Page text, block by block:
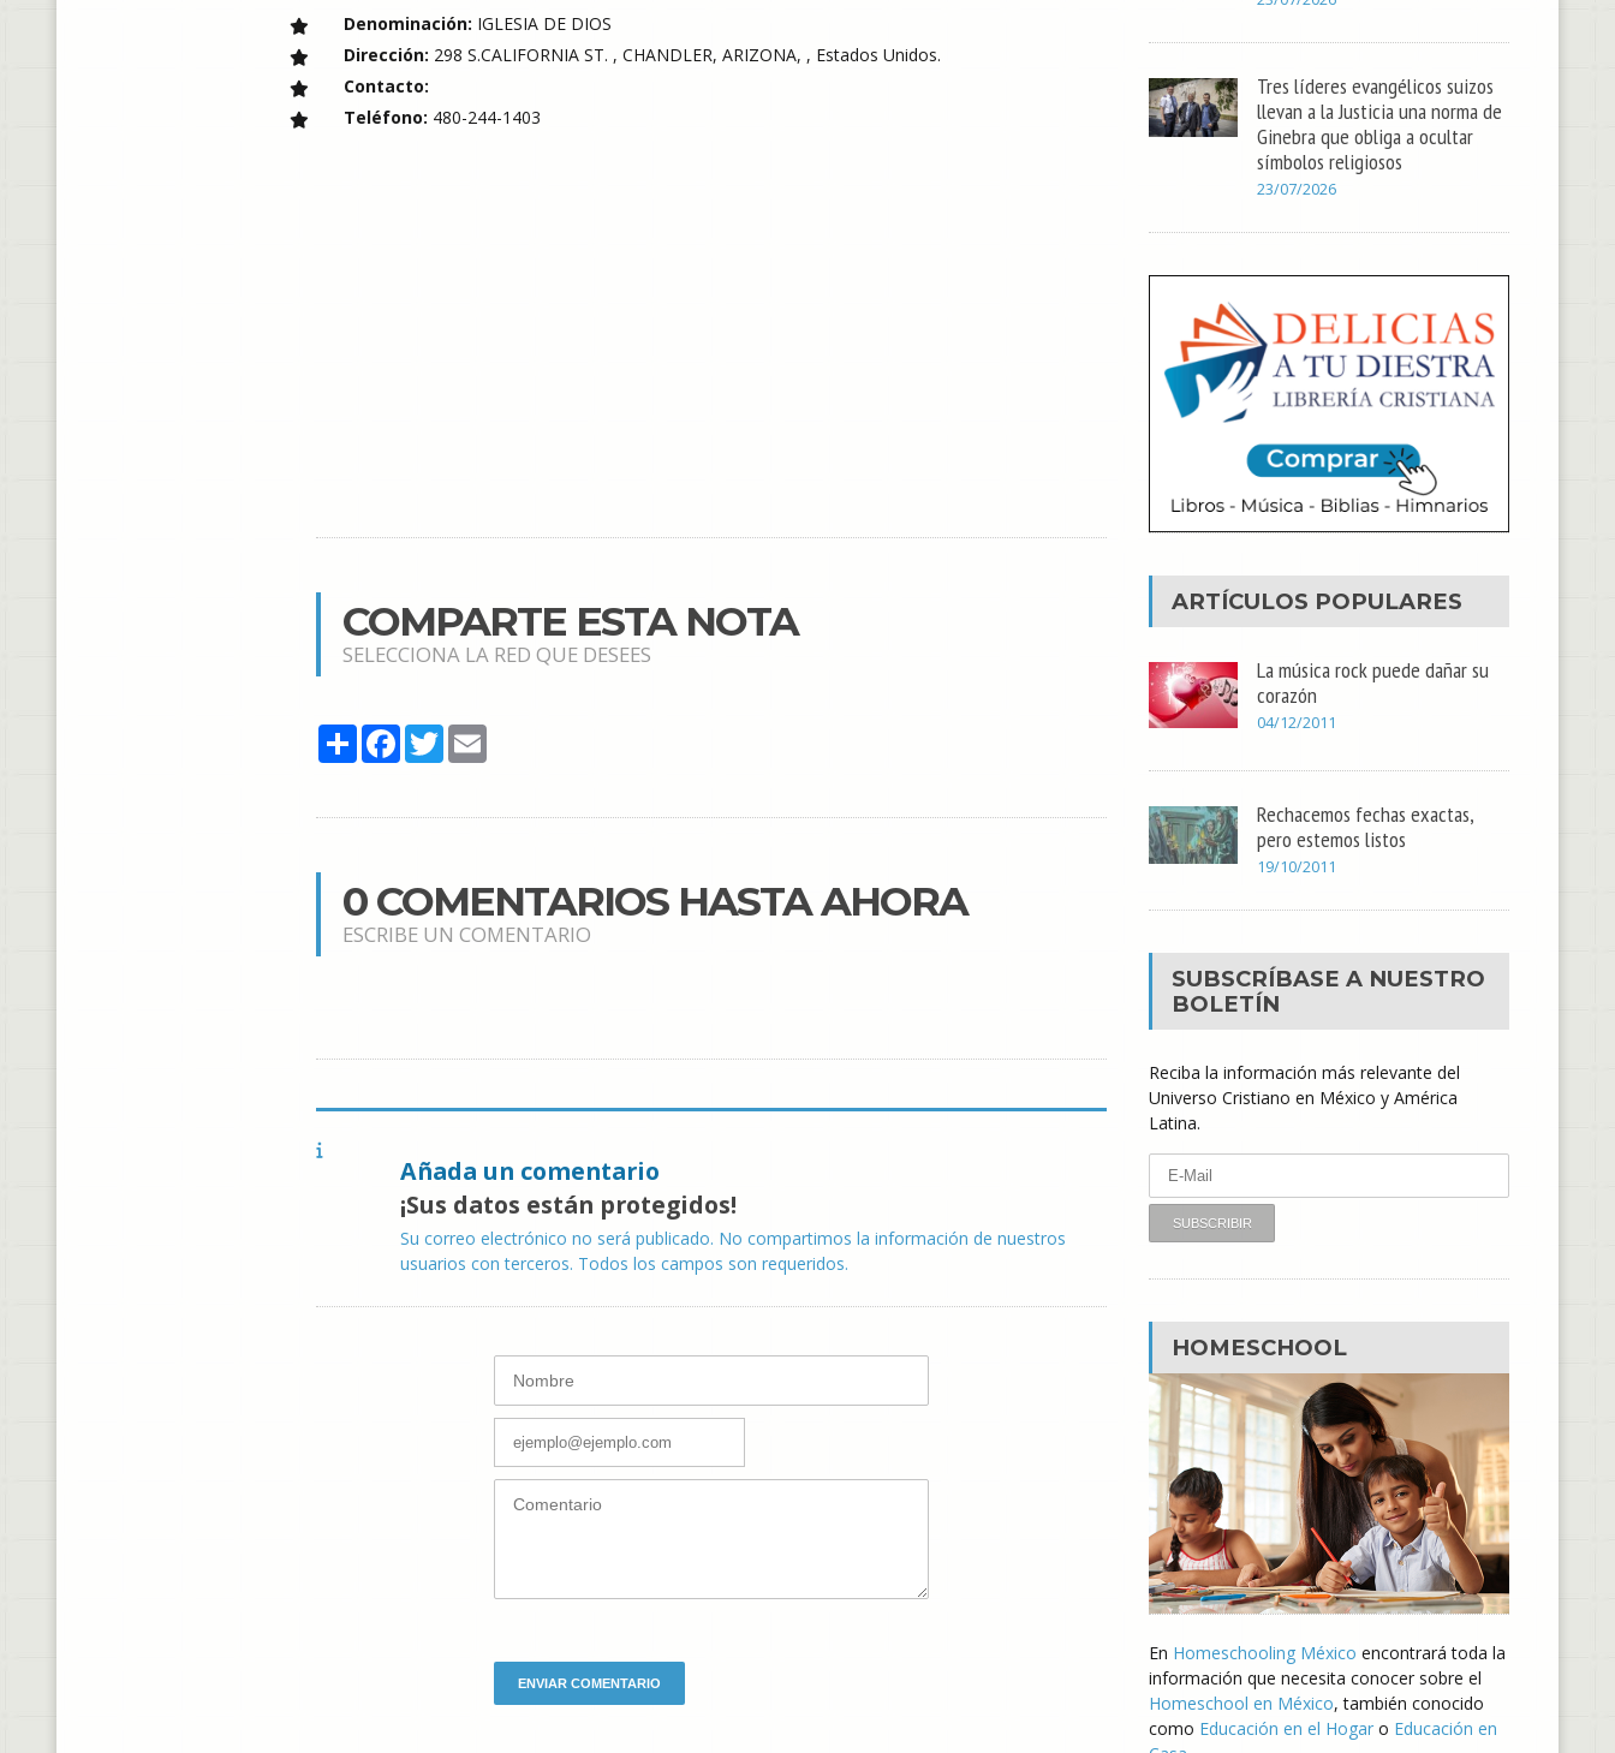
Denominación: IGLESIA DE DIOS
Dirección: 298 S.CALIFORNIA ST. , CHANDLER, ARIZONA, , Estados Unidos.
Contacto:
Teléfono: 480-244-1403
COMPARTE ESTA NOTA
SELECCIONA LA RED QUE DESEES
ShareFacebook
TwitterEmail
0 COMENTARIOS HASTA AHORA
ESCRIBE UN COMENTARIO
Añada un comentario
¡Sus datos están protegidos!
Su correo electrónico no será publicado. No compartimos la información de nuestros
usuarios con terceros. Todos los campos son requeridos.
Tres líderes evangélicos suizos
llevan a la Justicia una norma de
Ginebra que obliga a ocultar
símbolos religiosos
23/07/2026
ARTÍCULOS POPULARES
La música rock puede dañar su
corazón
04/12/2011
Rechacemos fechas exactas,
pero estemos listos
19/10/2011
SUBSCRÍBASE A NUESTRO
BOLETÍN
Reciba la información más relevante del
Universo Cristiano en México y América
Latina.
HOMESCHOOL
En Homeschooling México encontrará toda la
información que necesita conocer sobre el
Homeschool en México, también conocido
como Educación en el Hogar o Educación en